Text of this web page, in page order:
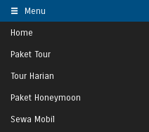
Menu
Home
Paket Tour
Tour Harian
Paket Honeymoon
Sewa Mobil